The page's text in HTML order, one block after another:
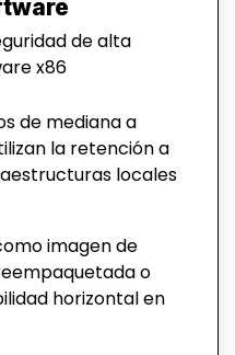
de alta
x86
de mediana a
la retención a
locales
imagen de
o
horizontal en